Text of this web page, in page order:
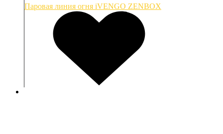
Паровая линия огня iVENGO ZENBOX